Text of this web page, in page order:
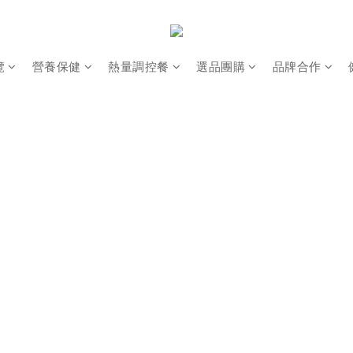
營養保健 熱量調控餐 選品團購 品牌合作